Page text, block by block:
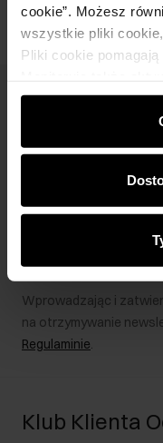
cookie”. Możesz
wszystkie pliki
Pliki cookie pomagają
wyświetlać im
rekomendacje oraz
najnowszych
partnerom
analitycznym.
podczas korzystania
Wprowadzając i
na otrzymywanie
Regulaminie.
Klub Klienta